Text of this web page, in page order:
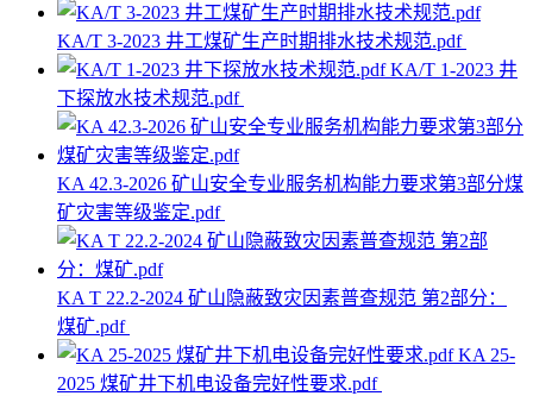
KA/T 3-2023 井工煤矿生产时期排水技术规范.pdf
KA/T 1-2023 井
下探放水技术规范.pdf
KA 42.3-2026 矿山安全专业服务机构能力要求第3部分煤
矿灾害等级鉴定.pdf
KA T 22.2-2024 矿山隐蔽致灾因素普查规范 第2部分：
煤矿.pdf
KA 25-
2025 煤矿井下机电设备完好性要求.pdf